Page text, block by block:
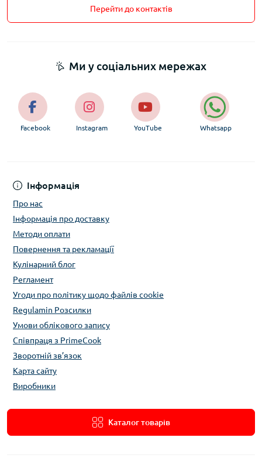
Перейти до контактів
Інформація
Про нас
Інформація про доставку
Методи оплати
Повернення та рекламації
Кулінарний блог
Регламент
Угоди про політику щодо файлів cookie
Regulamin Розсилки
Умови облікового запису
Співпраця з PrimeCook
Зворотній зв’язок
Карта сайту
Виробники
Каталог товарів
Ми у соціальних мережах
Facebook Instagram YouTube Whatsapp